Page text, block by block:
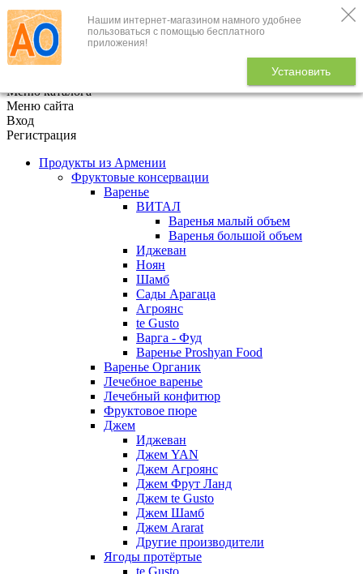
Нашим интернет-магазином намного удобнее
пользоваться с помощью бесплатного
приложения!
Установить
+7 (495) 646-888-1
В корзине
Меню каталога
Меню сайта
Вход
Регистрация
Продукты из Армении
Фруктовые консервации
Варенье
ВИТАЛ
Варенья малый объем
Варенья большой объем
Иджеван
Ноян
Шамб
Сады Арагаца
Агроянс
te Gusto
Варга - Фуд
Варенье Proshyan Food
Варенье Органик
Лечебное варенье
Лечебный конфитюр
Фруктовое пюре
Джем
Иджеван
Джем YAN
Джем Агроянс
Джем Фрут Ланд
Джем te Gusto
Джем Шамб
Джем Ararat
Другие производители
Ягоды протёртые
te Gusto